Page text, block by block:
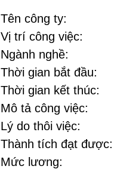
Tên công ty:
Vị trí công việc:
Ngành nghề:
Thời gian bắt đầu:
Thời gian kết thúc:
Mô tả công việc:
Lý do thôi việc:
Thành tích đạt được:
Mức lương: